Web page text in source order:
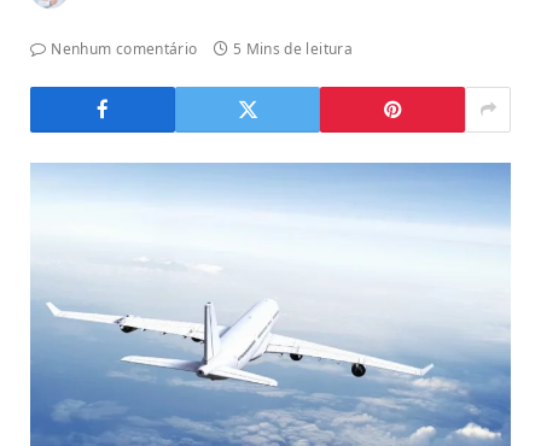
Nenhum comentário 5 Mins de leitura